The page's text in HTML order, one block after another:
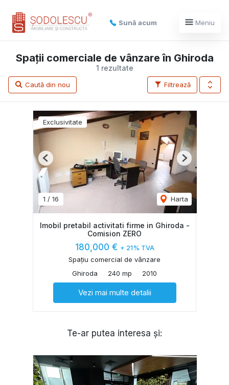
Sună acum Meniu
1 rezultate
Spații comerciale de vânzare în Ghiroda
Filtrează
Caută din nou
Exclusivitate
1 / 16 Harta
Previous Next
Imobil pretabil activitati firme in Ghiroda -
Comision ZERO
180,000 € + 21% TVA
Spațiu comercial de vânzare
Ghiroda
240 mp 2010
Vezi mai multe detalii
Te-ar putea interesa și: